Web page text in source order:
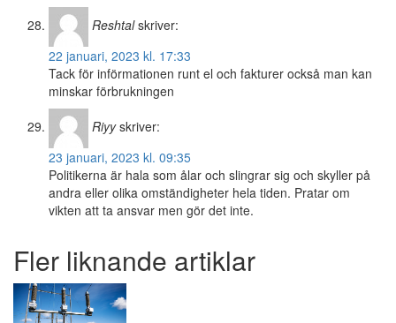
Reshtal skriver:
22 januari, 2023 kl. 17:33
Tack för införmationen runt el och fakturer också man kan
minskar förbrukningen
Riyy skriver:
23 januari, 2023 kl. 09:35
Politikerna är hala som ålar och slingrar sig och skyller på
andra eller olika omständigheter hela tiden. Pratar om
vikten att ta ansvar men gör det inte.
Fler liknande artiklar